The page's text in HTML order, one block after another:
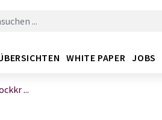
WHITE PAPER JOBS
...